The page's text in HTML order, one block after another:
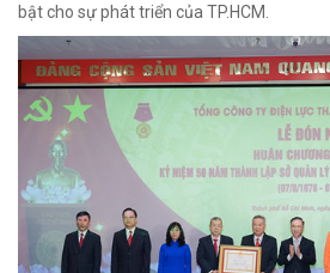
bật cho sự phát triển của TP.HCM.